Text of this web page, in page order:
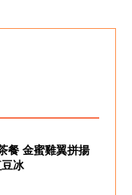
餐 金蜜雞翼拼揚
冰